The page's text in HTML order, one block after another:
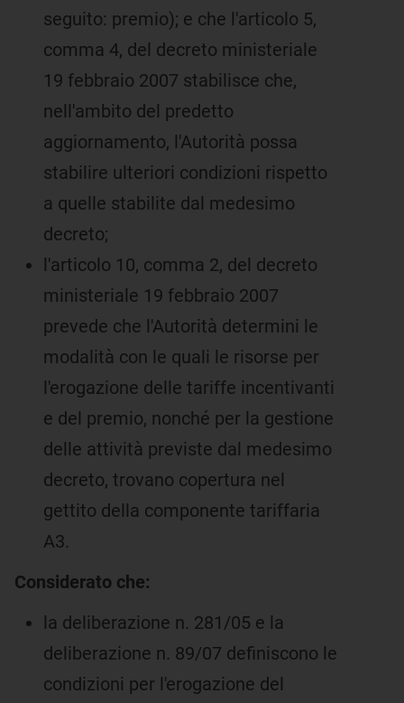
seguito: premio); e che l'articolo 5,
comma 4, del decreto ministeriale
19 febbraio 2007 stabilisce che,
nell'ambito del predetto
aggiornamento, l'Autorità possa
stabilire ulteriori condizioni rispetto
a quelle stabilite dal medesimo
decreto;
l'articolo 10, comma 2, del decreto
ministeriale 19 febbraio 2007
prevede che l'Autorità determini le
modalità con le quali le risorse per
l'erogazione delle tariffe incentivanti
e del premio, nonché per la gestione
delle attività previste dal medesimo
decreto, trovano copertura nel
gettito della componente tariffaria
A3.
Considerato che:
la deliberazione n. 281/05 e la
deliberazione n. 89/07 definiscono le
condizioni per l'erogazione del